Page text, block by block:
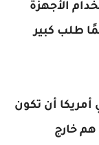
الأجهزة
طلب كبير
أن تكون
خارج